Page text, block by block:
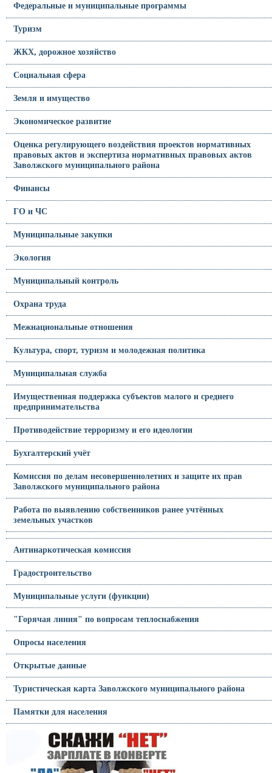
Федеральные и муниципальные программы
Туризм
ЖКХ, дорожное хозяйство
Социальная сфера
Земля и имущество
Экономическое развитие
Оценка регулирующего воздействия проектов нормативных
правовых актов и экспертиза нормативных правовых актов
Заволжского муниципального района
Финансы
ГО и ЧС
Муниципальные закупки
Экология
Муниципальный контроль
Охрана труда
Межнациональные отношения
Культура, спорт, туризм и молодежная политика
Муниципальная служба
Имущественная поддержка субъектов малого и среднего
предпринимательства
Противодействие терроризму и его идеологии
Бухгалтерский учёт
Комиссия по делам несовершеннолетних и защите их прав
Заволжского муниципального района
Работа по выявлению собственников ранее учтённых
земельных участков
Антинаркотическая комиссия
Градостроительство
Муниципальные услуги (функции)
"Горячая линия" по вопросам теплоснабжения
Опросы населения
Открытые данные
Туристическая карта Заволжского муниципального района
Памятки для населения